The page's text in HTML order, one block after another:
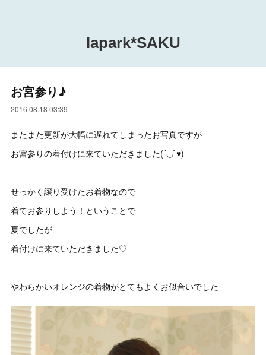
lapark*SAKU
お宮参り♪
2016.08.18 03:39
またまた更新が大幅に遅れてしまったお写真ですが
お宮参りの着付けに来ていただきました(´◡`♥)
せっかく譲り受けたお着物なので
着てお参りしよう！ということで
夏でしたが
着付けに来ていただきました♡
やわらかいオレンジの着物がとてもよくお似合いでした